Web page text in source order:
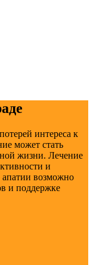
интереса к
может стать
жизни. Лечение
и
апатии возможно
и поддержке